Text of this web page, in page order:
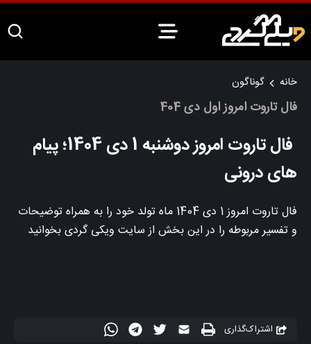
خانه گوناگون
فال تاروت امروز اول دی 404
فال تاروت امروز دوشنبه 1 دی 1404؛ پیام
های درونی
فال تاروت امروز 1 دی 1404 ماه تولد خود را به همراه توضیحات
و تفسیر مربوطه را در این بخش از سایت ویکی گردی بخوانید
اشتراک‌گذاری